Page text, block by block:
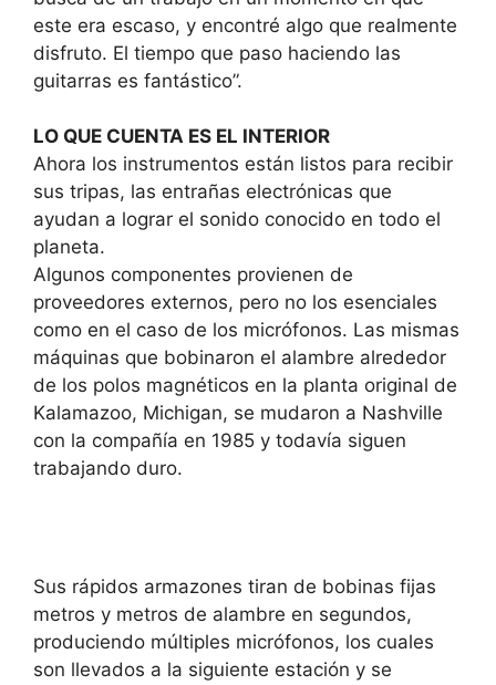
este era escaso, y encontré algo que realmente
disfruto. El tiempo que paso haciendo las
guitarras es fantástico”.
LO QUE CUENTA ES EL INTERIOR
Ahora los instrumentos están listos para recibir
sus tripas, las entrañas electrónicas que
ayudan a lograr el sonido conocido en todo el
planeta.
Algunos componentes provienen de
proveedores externos, pero no los esenciales
como en el caso de los micrófonos. Las mismas
máquinas que bobinaron el alambre alrededor
de los polos magnéticos en la planta original de
Kalamazoo, Michigan, se mudaron a Nashville
con la compañía en 1985 y todavía siguen
trabajando duro.
Sus rápidos armazones tiran de bobinas fijas
metros y metros de alambre en segundos,
produciendo múltiples micrófonos, los cuales
son llevados a la siguiente estación y se